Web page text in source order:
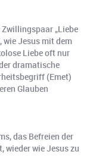
„Liebe
wie Jesus mit dem
Liebe oft nur
dramatische
(Emet)
Glauben
das Befreien der
wieder wie Jesus zu